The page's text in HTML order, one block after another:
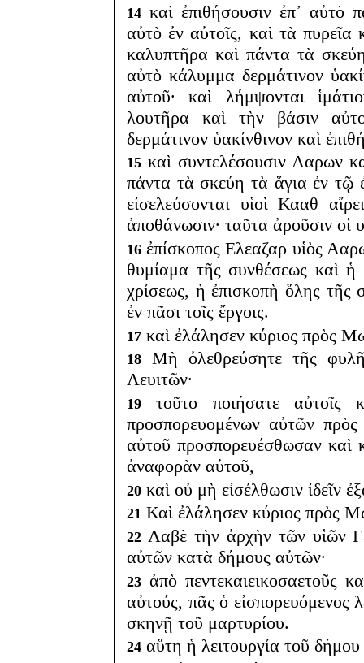
14 καὶ ἐπιθήσουσιν ἐπ᾽ αὐτὸ
αὐτὸ ἐν αὐτοῖς, καὶ τὰ πυρεῖα
καλυπτῆρα καὶ πάντα τὰ
αὐτὸ κάλυμμα δερμάτινον
αὐτοῦ· καὶ λήμψονται
λουτῆρα καὶ τὴν βάσιν
δερμάτινον ὑακίνθινον καὶ
15 καὶ συντελέσουσιν Ααρων
πάντα τὰ σκεύη τὰ ἅγια ἐν τῷ
εἰσελεύσονται υἱοὶ Κααθ
ἀποθάνωσιν· ταῦτα ἀροῦσιν οἱ
16 ἐπίσκοπος Ελεαζαρ υἱὸς
θυμίαμα τῆς συνθέσεως καὶ
χρίσεως, ἡ ἐπισκοπὴ ὅλης τῆς
ἐν πᾶσι τοῖς ἔργοις.
17 καὶ ἐλάλησεν κύριος πρὸς
18
Μὴ ὀλεθρεύσητε τῆς
Λευιτῶν·
19
τοῦτο ποιήσατε αὐτοῖς
προσπορευομένων αὐτῶν
αὐτοῦ προσπορευέσθωσαν καὶ
ἀναφορὰν αὐτοῦ,
20 καὶ οὐ μὴ εἰσέλθωσιν ἰδεῖν
21 Καὶ ἐλάλησεν κύριος πρὸς
22 Λαβὲ τὴν ἀρχὴν τῶν υἱῶν
αὐτῶν κατὰ δήμους αὐτῶν·
23 ἀπὸ πεντεκαιεικοσαετοῦς
αὐτούς, πᾶς ὁ εἰσπορευόμενος
σκηνῇ τοῦ μαρτυρίου.
24 αὕτη ἡ λειτουργία τοῦ δήμου